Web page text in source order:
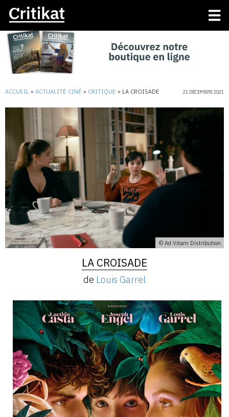
ACCUEIL » ACTUALITÉ CINÉ » CRITIQUE » LA CROISADE 21 DÉCEMBRE 2021
© Ad Vitam Distribution
LA CROISADE
de Louis Garrel